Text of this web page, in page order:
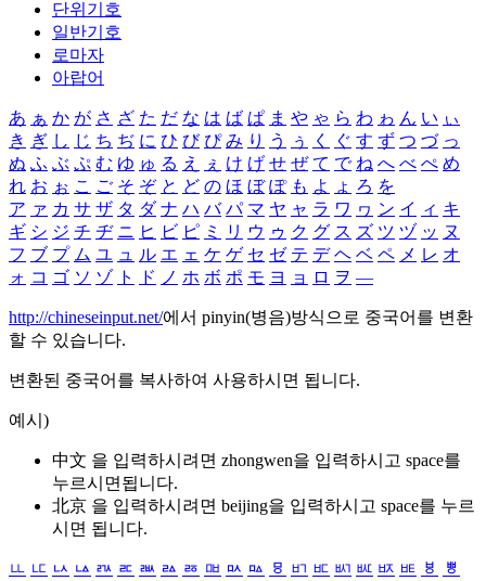
단위기호
일반기호
로마자
아랍어
あ ぁ か が さ ざ た だ な は ば ぱ ま や ゃ ら わ ゎ ん い ぃ
き ぎ し じ ち ぢ に ひ び ぴ み り う ぅ く ぐ す ず つ づ っ
ぬ ふ ぶ ぷ む ゆ ゅ る え ぇ け げ せ ぜ て で ね へ べ ぺ め
れ お ぉ こ ご そ ぞ と ど の ほ ぼ ぽ も よ ょ ろ を
ア ァ カ サ ザ タ ダ ナ ハ バ パ マ ヤ ャ ラ ワ ヮ ン イ ィ キ
ギ シ ジ チ ヂ ニ ヒ ビ ピ ミ リ ウ ゥ ク グ ス ズ ツ ヅ ッ ヌ
フ ブ プ ム ユ ュ ル エ ェ ケ ゲ セ ゼ テ デ ヘ ベ ペ メ レ オ
ォ コ ゴ ソ ゾ ト ド ノ ホ ボ ポ モ ヨ ョ ロ ヲ ―
http://chineseinput.net/에서 pinyin(병음)방식으로 중국어를 변환
할 수 있습니다.
변환된 중국어를 복사하여 사용하시면 됩니다.
예시)
中文 을 입력하시려면 zhongwen을 입력하시고 space를
누르시면됩니다.
北京 을 입력하시려면 beijing을 입력하시고 space를 누르
시면 됩니다.
ㅥ ㅦ ㅧ ㅨ ㅩ ㅪ ㅫ ㅬ ㅭ ㅮ ㅯ ㅰ ㅱ ㅲ ㅳ ㅴ ㅵ ㅶ ㅷ ㅸ
ㅹ